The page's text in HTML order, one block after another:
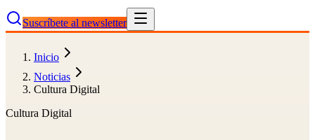
Suscríbete al newsletter
Inicio
Noticias
Cultura Digital
Cultura Digital